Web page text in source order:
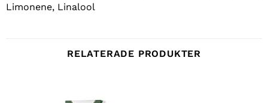
Limonene, Linalool
RELATERADE PRODUKTER